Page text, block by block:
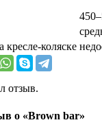
кресле-коляске
отзыв.
о «Brown bar»